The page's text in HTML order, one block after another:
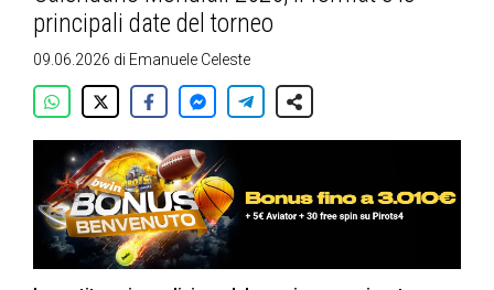
principali date del torneo
09.06.2026 di Emanuele Celeste